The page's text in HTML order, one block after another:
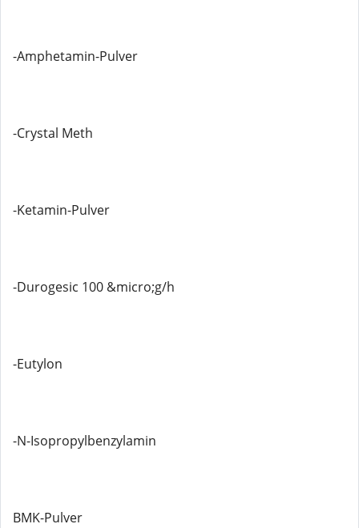
-Amphetamin-Pulver
-Crystal Meth
-Ketamin-Pulver
-Durogesic 100 &micro;g/h
-Eutylon
-N-Isopropylbenzylamin
BMK-Pulver